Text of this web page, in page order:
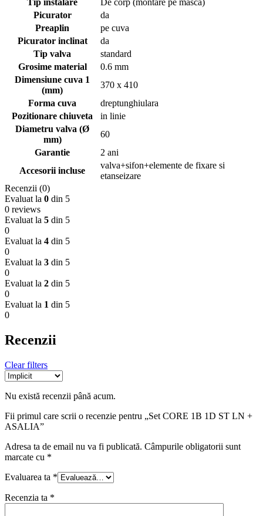
Tip instalare
De corp (montare pe masca)
Picurator
da
Preaplin
pe cuva
Picurator inclinat
da
Tip valva
standard
Grosime material
0.6 mm
Dimensiune cuva 1
(mm)
370 x 410
Forma cuva
dreptunghiulara
Pozitionare chiuveta
in linie
Diametru valva (Ø
mm)
60
Garantie
2 ani
Accesorii incluse
valva+sifon+elemente de fixare si
etanseizare
Recenzii (0)
Evaluat la 0 din 5
0 reviews
Evaluat la 5 din 5
0
Evaluat la 4 din 5
0
Evaluat la 3 din 5
0
Evaluat la 2 din 5
0
Evaluat la 1 din 5
0
Recenzii
Clear filters
Nu există recenzii până acum.
Fii primul care scrii o recenzie pentru „Set CORE 1B 1D ST LN +
ASALIA”
Adresa ta de email nu va fi publicată. Câmpurile obligatorii sunt
marcate cu *
Evaluarea ta *
Recenzia ta *